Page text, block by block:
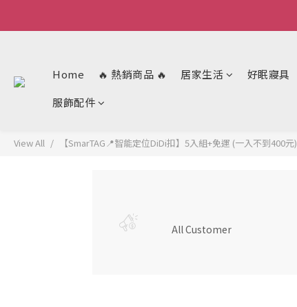
Home 🔥 熱銷商品 🔥 居家生活 好眠寢具
服飾配件
View All 【SmarTAG📍智能定位DiDi扣】5入組+免運 (一入不到400元)
All Customer